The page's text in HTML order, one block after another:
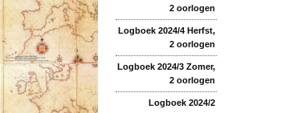
2 oorlogen
Logboek 2024/4 Herfst,
2 oorlogen
Logboek 2024/3 Zomer,
2 oorlogen
Logboek 2024/2